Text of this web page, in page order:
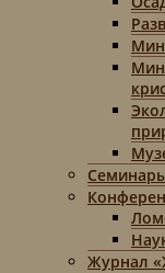
Журнал